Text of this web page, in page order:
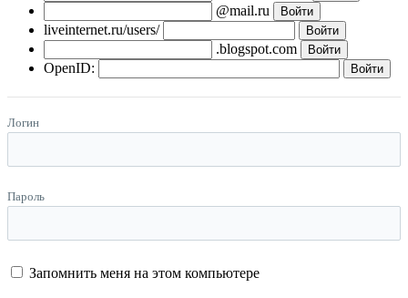
@mail.ru
liveinternet.ru/users/
.blogspot.com
OpenID:
Логин
Пароль
Запомнить меня на этом компьютере